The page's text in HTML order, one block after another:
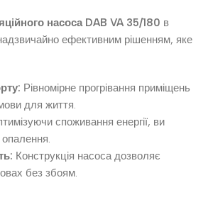
насоса DAB VA 35/180 в
ефективним рішенням, яке
Рівномірне прогрівання приміщень
для життя.
споживання енергії, ви
Конструкція насоса дозволяє
без збоям.